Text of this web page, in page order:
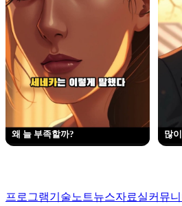
왜 늘 부족할까? 많
프로그램기술노트뉴스자료실커뮤니